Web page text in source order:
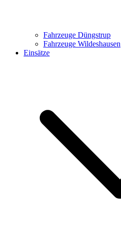
Fahrzeuge Düngstrup
Fahrzeuge Wildeshausen
Einsätze